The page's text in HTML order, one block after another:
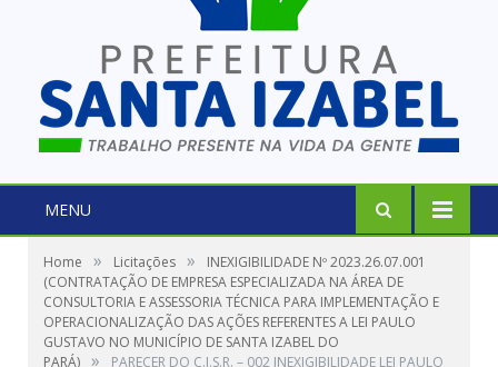
MENU
Home » Licitações »
INEXIGIBILIDADE Nº 2023.26.07.001
(CONTRATAÇÃO DE EMPRESA ESPECIALIZADA NA ÁREA DE
CONSULTORIA E ASSESSORIA TÉCNICA PARA IMPLEMENTAÇÃO E
OPERACIONALIZAÇÃO DAS AÇÕES REFERENTES A LEI PAULO
GUSTAVO NO MUNICÍPIO DE SANTA IZABEL DO
PARÁ) »
PARECER DO C.I.S.R. – 002 INEXIGIBILIDADE LEI PAULO